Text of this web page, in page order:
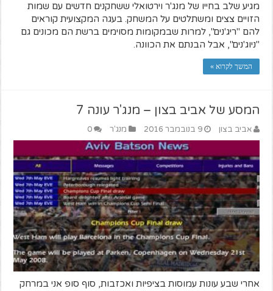
מגיע שלב בחייו של מנג'ר וירטואלי ששחקנים חדשים עם שמות
הזויים צצים ומשתלטים על המשחק. בעגה המקצועית קוראים
להם "ריג'נים", למרות שבמקומות מסוימים ברשת הם מכונים גם
"ניוג'נים", אבל הבנתם את הכוונה.
המשך לקרוא »
המסע של אביב בצון – מנג'ר עונה 7
אביב בצון 9 בנובמבר 2016 מנג'ר 0
אחרי שבע עונות עמוסות בציפיות ואכזבות, סוף סופ אני במרחק